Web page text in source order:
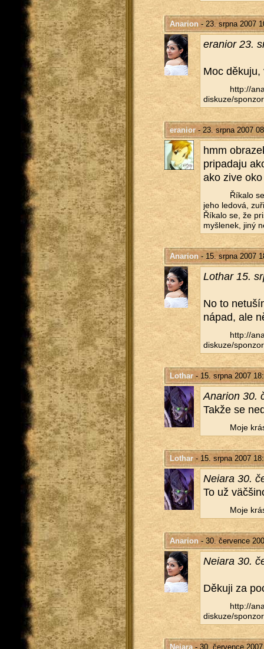
Anarion- 23. srpna 2007
era­ni­or 23.
Moc dě­ku­ju,
http://​
diskuze/​
eranior- 23. srpna 2007
hmm
pri­pa­da­ju
ako zive oko
Ří­ka­lo
jeho le­do­vá,
Ří­ka­lo se, že
myš­le­nek, jiný
Anarion- 15. srpna 2007
Lo­thar 15.
No to
nápad, ale
http://​
diskuze/​
Lothar- 15. srpna 2007
Ana­ri­on 30.
Takže se
Moje
Lothar- 15. srpna 2007
Ne­i­a­ra 30.
To už
Moje
Anarion- 30. července
Ne­i­a­ra 30.
Dě­ku­ji za
http://​
diskuze/​
Neiara- 30. července 2007